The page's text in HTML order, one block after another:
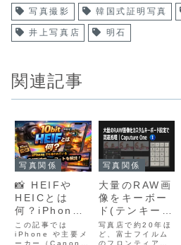
写真撮影 韓国式証明写真
井上写真店 明石
関連記事
写真関係
📸 HEIFや
HEICとは
何？iPhone
でも使われて
いる最新画像
この記事では
iPhone や主要メ
写真関係
大量のRAW画
像をキーボー
ド(テンキー)
ショートカッ
ト設定で色補
写真店で約20年ほ
ど、富士フイルム